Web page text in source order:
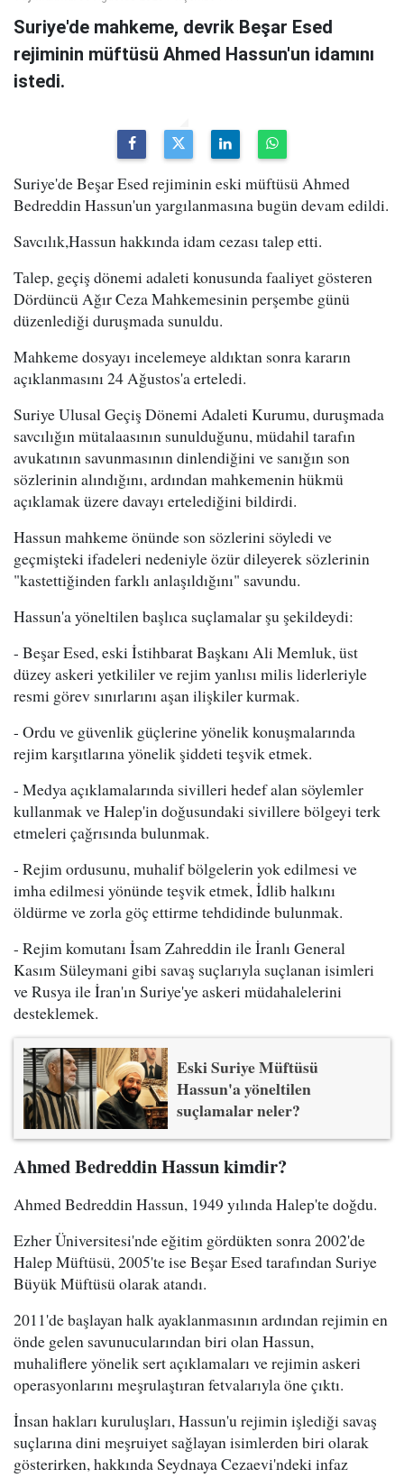
Suriye'de mahkeme, devrik Beşar Esed
rejiminin müftüsü Ahmed Hassun'un idamını
istedi.
Suriye'de Beşar Esed rejiminin eski müftüsü Ahmed
Bedreddin Hassun'un yargılanmasına bugün devam edildi.
Savcılık,Hassun hakkında idam cezası talep etti.
Talep, geçiş dönemi adaleti konusunda faaliyet gösteren
Dördüncü Ağır Ceza Mahkemesinin perşembe günü
düzenlediği duruşmada sunuldu.
Mahkeme dosyayı incelemeye aldıktan sonra kararın
açıklanmasını 24 Ağustos'a erteledi.
Suriye Ulusal Geçiş Dönemi Adaleti Kurumu, duruşmada
savcılığın mütalaasının sunulduğunu, müdahil tarafın
avukatının savunmasının dinlendiğini ve sanığın son
sözlerinin alındığını, ardından mahkemenin hükmü
açıklamak üzere davayı ertelediğini bildirdi.
Hassun mahkeme önünde son sözlerini söyledi ve
geçmişteki ifadeleri nedeniyle özür dileyerek sözlerinin
"kastettiğinden farklı anlaşıldığını" savundu.
Hassun'a yöneltilen başlıca suçlamalar şu şekildeydi:
- Beşar Esed, eski İstihbarat Başkanı Ali Memluk, üst
düzey askeri yetkililer ve rejim yanlısı milis liderleriyle
resmi görev sınırlarını aşan ilişkiler kurmak.
- Ordu ve güvenlik güçlerine yönelik konuşmalarında
rejim karşıtlarına yönelik şiddeti teşvik etmek.
- Medya açıklamalarında sivilleri hedef alan söylemler
kullanmak ve Halep'in doğusundaki sivillere bölgeyi terk
etmeleri çağrısında bulunmak.
- Rejim ordusunu, muhalif bölgelerin yok edilmesi ve
imha edilmesi yönünde teşvik etmek, İdlib halkını
öldürme ve zorla göç ettirme tehdidinde bulunmak.
- Rejim komutanı İsam Zahreddin ile İranlı General
Kasım Süleymani gibi savaş suçlarıyla suçlanan isimleri
ve Rusya ile İran'ın Suriye'ye askeri müdahalelerini
desteklemek.
Eski Suriye Müftüsü
Hassun'a yöneltilen
suçlamalar neler?
Ahmed Bedreddin Hassun kimdir?
Ahmed Bedreddin Hassun, 1949 yılında Halep'te doğdu.
Ezher Üniversitesi'nde eğitim gördükten sonra 2002'de
Halep Müftüsü, 2005'te ise Beşar Esed tarafından Suriye
Büyük Müftüsü olarak atandı.
2011'de başlayan halk ayaklanmasının ardından rejimin en
önde gelen savunucularından biri olan Hassun,
muhaliflere yönelik sert açıklamaları ve rejimin askeri
operasyonlarını meşrulaştıran fetvalarıyla öne çıktı.
İnsan hakları kuruluşları, Hassun'u rejimin işlediği savaş
suçlarına dini meşruiyet sağlayan isimlerden biri olarak
gösterirken, hakkında Seydnaya Cezaevi'ndeki infaz